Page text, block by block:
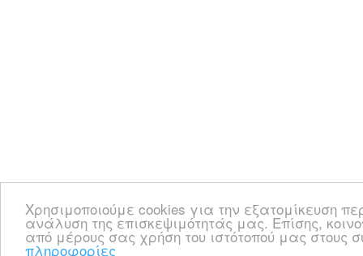
Χρησιμοποιούμε cookies για την εξατομίκευση
ανάλυση της επισκεψιμότητάς μας. Επίσης,
από μέρους σας χρήση του ιστότοπού μας
πληροφορίες